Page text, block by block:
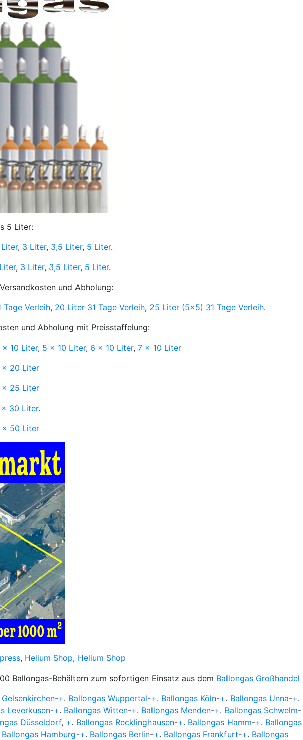
5 Liter:
, 3 Liter, 3,5 Liter, 5 Liter.
, 3 Liter, 3,5 Liter, 5 Liter.
und Abholung:
Verleih, 20 Liter 31 Tage Verleih, 25 Liter (5x5) 31 Tage Verleih.
und Abholung mit Preisstaffelung:
x 10 Liter, 5 x 10 Liter, 6 x 10 Liter, 7 x 10 Liter
x 20 Liter
x 25 Liter
x 30 Liter.
x 50 Liter
, Helium Shop, Helium Shop
Ballongas-Behältern zum sofortigen Einsatz aus dem Ballongas Großhandel
-+. Ballongas Wuppertal-+. Ballongas Köln-+. Ballongas Unna-+.
Leverkusen-+. Ballongas Witten-+. Ballongas Menden-+. Ballongas Schwelm-
Düsseldorf, +. Ballongas Recklinghausen-+. Ballongas Hamm-+. Ballongas
Ballongas Hamburg-+. Ballongas Berlin-+. Ballongas Frankfurt-+. Ballongas